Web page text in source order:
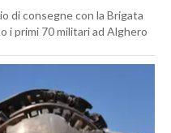
di consegne con la Brigata
i primi 70 militari ad Alghero